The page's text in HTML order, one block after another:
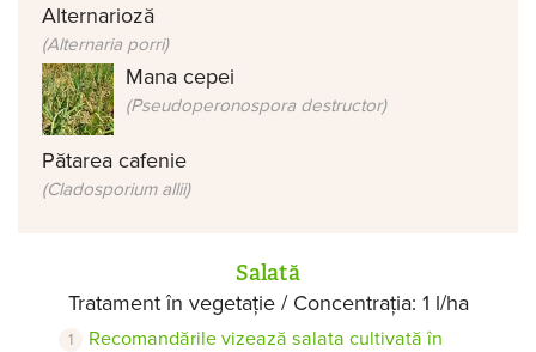
Alternarioză
(Alternaria porri)
Mana cepei
(Pseudoperonospora destructor)
Pătarea cafenie
(Cladosporium allii)
Salată
Tratament în vegetație / Concentrația: 1 l/ha
Recomandările vizează salata cultivată în